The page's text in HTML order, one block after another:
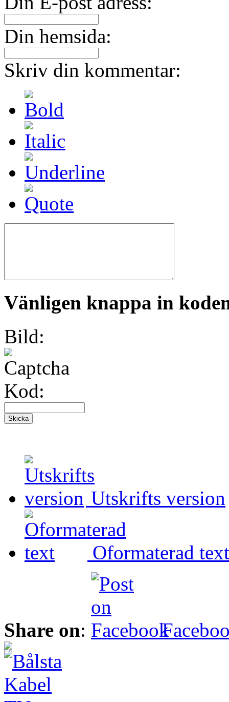
Din hemsida:
Skriv din kommentar:
Vänligen knappa in
Bild:
Kod:
Utskrifts version
Oformaterad text
Share on: